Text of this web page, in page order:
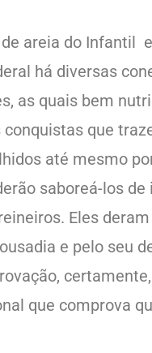
areia do Infantil
há diversas
as quais bem
que
até mesmo
saboreá-los de
Eles
e pelo seu
que comprova